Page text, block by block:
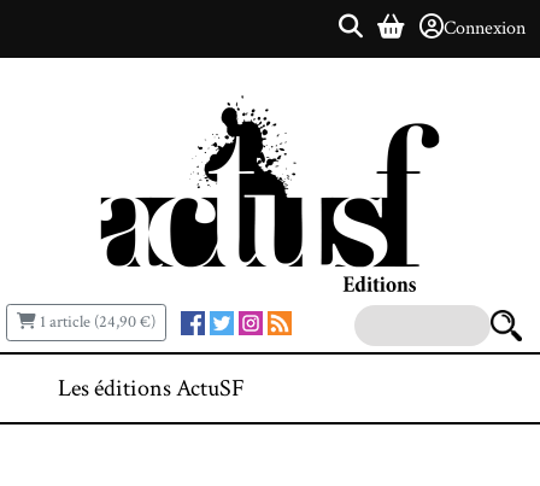
Connexion
1 article (24,90 €)
Les éditions ActuSF